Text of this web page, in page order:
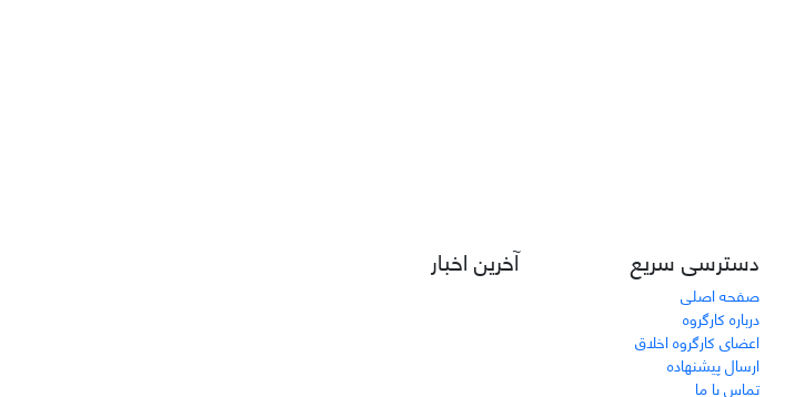
دسترسی سریع
صفحه اصلی
درباره کارگروه
اعضای کارگروه اخلاق
ارسال پیشنهاده
تماس با ما
آخرین اخبار